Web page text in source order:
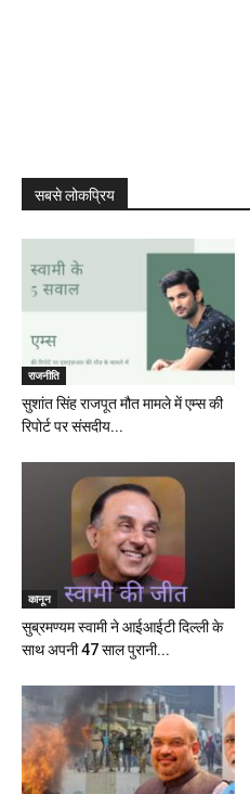
सबसे लोकप्रिय
राजनीति
सुशांत सिंह राजपूत मौत मामले में एम्स की
रिपोर्ट पर संसदीय...
कानून
सुब्रमण्यम स्वामी ने आईआईटी दिल्ली के
साथ अपनी 47 साल पुरानी...